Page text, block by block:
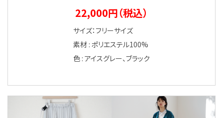
22,000円（税込）
サイズ：フリーサイズ
素材 : ポリエステル100%
色 : アイスグレー、ブラック